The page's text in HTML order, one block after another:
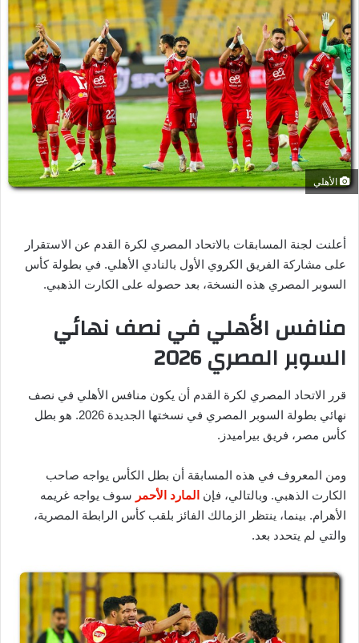
ب
ي
د
ا
إ
ل
ك
ت
ر
ي
ا
الأهلي
أعلنت لجنة المسابقات بالاتحاد المصري لكرة القدم عن الاستقرار
على مشاركة الفريق الكروي الأول بالنادي الأهلي. في بطولة كأس
السوبر المصري هذه النسخة، بعد حصوله على الكارت الذهبي.
منافس الأهلي في نصف نهائي
السوبر المصري 2026
قرر الاتحاد المصري لكرة القدم أن يكون منافس الأهلي في نصف
نهائي بطولة السوبر المصري في نسختها الجديدة 2026. هو بطل
كأس مصر، فريق بيراميدز.
ومن المعروف في هذه المسابقة أن بطل الكأس يواجه صاحب
الكارت الذهبي. وبالتالي، فإن المارد الأحمر سوف يواجه غريمه
الأهرام. بينما، ينتظر الزمالك الفائز بلقب كأس الرابطة المصرية،
والتي لم يتحدد بعد.